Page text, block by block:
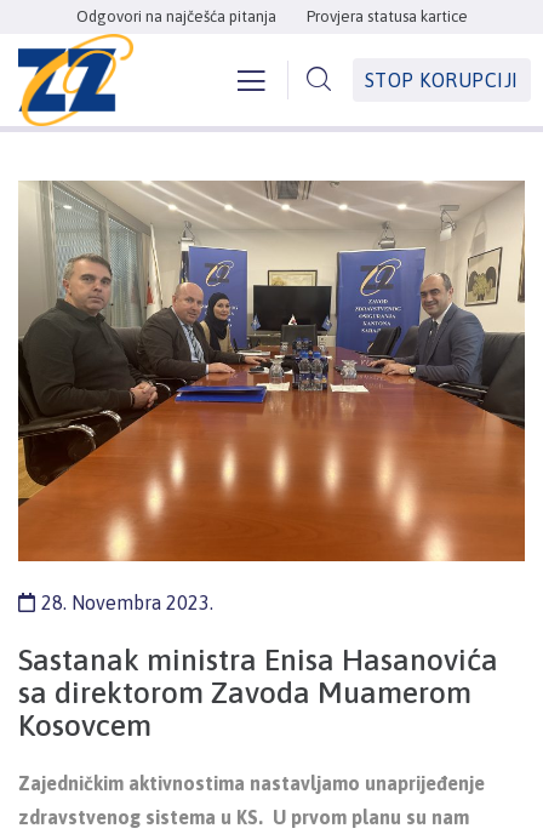
Odgovori na najčešća pitanja Provjera statusa kartice
STOP KORUPCIJI
28. Novembra 2023.
Sastanak ministra Enisa Hasanovića
sa direktorom Zavoda Muamerom
Kosovcem
Zajedničkim aktivnostima nastavljamo unaprijeđenje
zdravstvenog sistema u KS. U prvom planu su nam